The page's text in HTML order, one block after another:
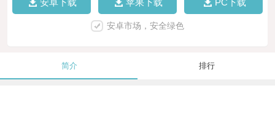
安卓下载 苹果下载 PC下载
安卓市场，安全绿色
简介 排行